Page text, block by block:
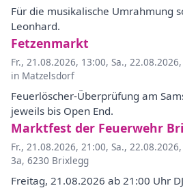
Für die musikalische Umrahmung
Leonhard.
Fetzenmarkt
Fr., 21.08.2026, 13:00, Sa.,
in Matzelsdorf
Feuerlöscher-Überprüfung am
jeweils bis Open End.
Marktfest der Feuerwehr
Fr., 21.08.2026, 21:00, Sa.,
3a, 6230 Brixlegg
Freitag, 21.08.2026 ab 21:00 Uhr